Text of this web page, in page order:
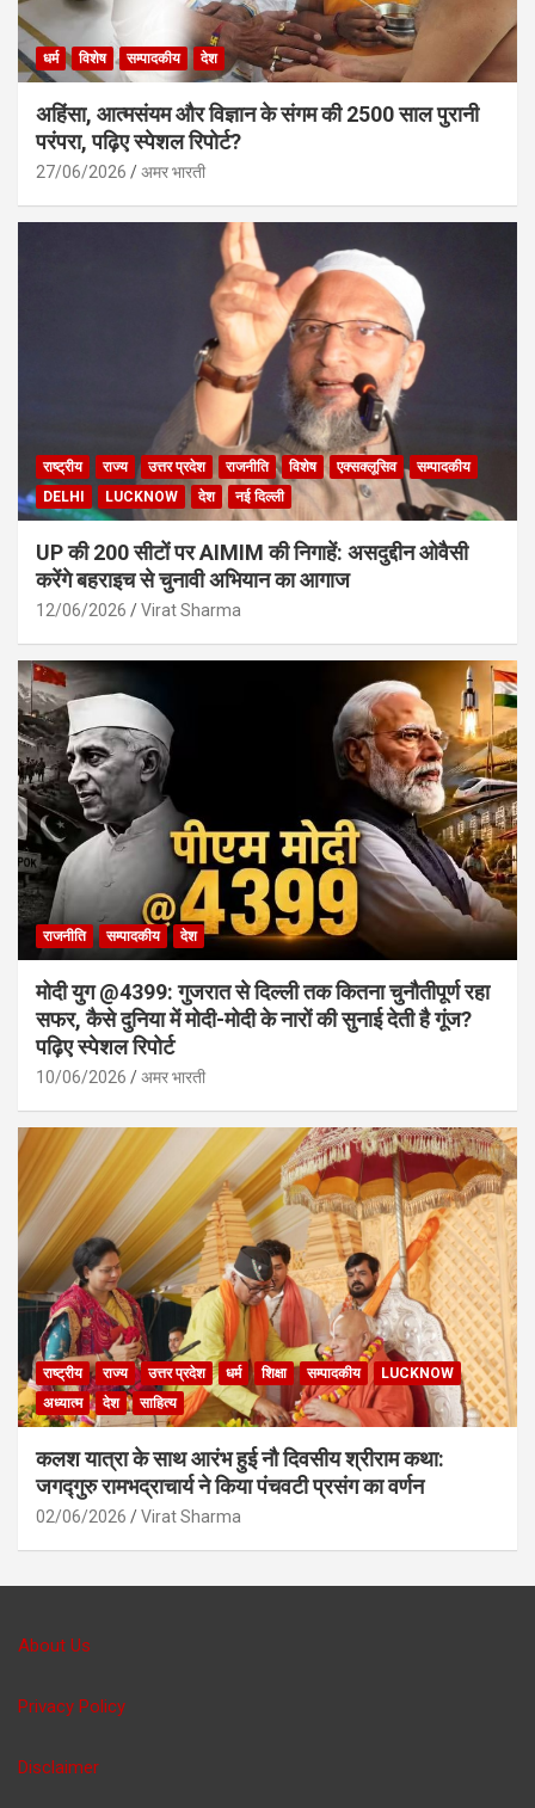
धर्म विशेष सम्पादकीय देश
अहिंसा, आत्मसंयम और विज्ञान के संगम की 2500 साल पुरानी
परंपरा, पढ़िए स्पेशल रिपोर्ट?
27/06/2026 अमर भारती
राष्ट्रीय राज्य उत्तर प्रदेश राजनीति विशेष एक्सक्लूसिव
सम्पादकीय
DELHI
LUCKNOW देश नई दिल्ली
UP की 200 सीटों पर AIMIM की निगाहें: असदुद्दीन ओवैसी
करेंगे बहराइच से चुनावी अभियान का आगाज
12/06/2026 Virat Sharma
राजनीति सम्पादकीय देश
मोदी युग @4399: गुजरात से दिल्ली तक कितना चुनौतीपूर्ण रहा
सफर, कैसे दुनिया में मोदी-मोदी के नारों की सुनाई देती है गूंज?
पढ़िए स्पेशल रिपोर्ट
10/06/2026 अमर भारती
राष्ट्रीय राज्य उत्तर प्रदेश धर्म शिक्षा सम्पादकीय
LUCKNOW
अध्यात्म
देश साहित्य
कलश यात्रा के साथ आरंभ हुई नौ दिवसीय श्रीराम कथा:
जगद्गुरु रामभद्राचार्य ने किया पंचवटी प्रसंग का वर्णन
02/06/2026 Virat Sharma
About Us
Privacy Policy
Disclaimer